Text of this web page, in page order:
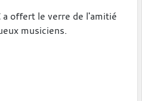
a offert le verre de l'amitié
musiciens.